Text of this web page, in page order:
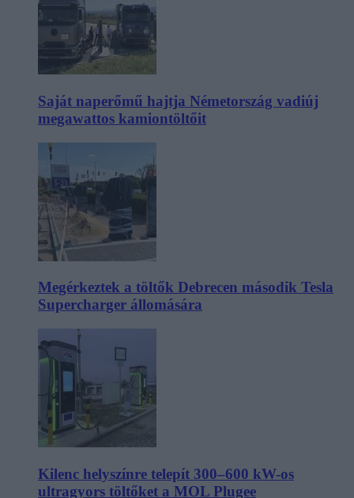
Saját naperőmű hajtja Németország vadiúj
megawattos kamiontöltőit
Megérkeztek a töltők Debrecen második Tesla
Supercharger állomására
Kilenc helyszínre telepít 300–600 kW-os
ultragyors töltőket a MOL Plugee